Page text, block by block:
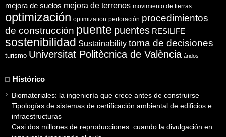
mejora de suelos mejora de terrenos movimiento de tierras
optimización optimization perforación procedimientos
de construcción puente puentes RESILIFE
sostenibilidad Sustainability toma de decisiones
turismo Universitat Politècnica de València áridos
Histórico
Biomateriales: la ingeniería que crece antes de construirse
Tipologías de sistemas de certificación ambiental de edificios e
infraestructuras
Casi dos millones de reproducciones: cuando la divulgación en